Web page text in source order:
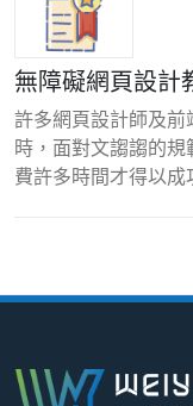
無障礙網頁設計
許多網頁設計師及前
時，面對文謅謅的
費許多時間才得以